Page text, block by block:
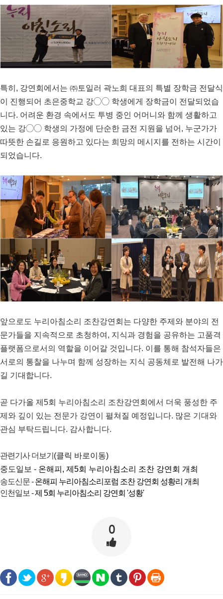
특히 , 강연회에서는 ㈜토일러 곽노희 대표의 특별 장학금 전달식
이 진행되어 초은중학교 강◯◯ 학생에게 장학금이 전달되었습
니다. 어려운 환경 속에서도 투병 중인 어머니와 함께 생활하고
있는 강◯◯ 학생의 가정에 단순한 금전 지원을 넘어 , 누군가가
따뜻한 손길로 응원하고 있다는 희망의 메시지를 전하는 시간이
되었습니다.
앞으로도 누리아침소리 조찬강연회는 다양한 주제와 분야의 전
문가들을 지속적으로 초청하여 , 지식과 경험을 공유하는 고품격
플랫폼으로서의 역할을 이어갈 것입니다. 이를 통해 참석자들은
서로의 통찰을 나누며 함께 성장하는 지식 공동체로 발전해 나가
길 기대합니다.
곧 다가올 제 5회 누리아침소리 조찬강연회에서 더욱 풍성한 주
제와 깊이 있는 전문가 강연이 펼쳐질 예정입니다. 많은 기대와
관심 부탁드립니다. 감사합니다.
관련기사 더보기 (클릭 바로이동)
중도일보 - 온해피, 제5회 누리아침소리 조찬 강연회 개최
송도신문 -온해피 누리아침소리포럼 조찬 강연회 성황리 개최
인천일보 -제 5회 누리아침소리 강연회 '성황'
0